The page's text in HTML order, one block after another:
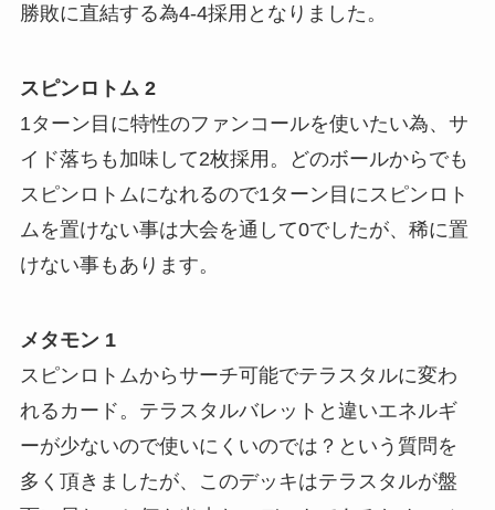
勝敗に直結する為4-4採用となりました。
スピンロトム 2
1ターン目に特性のファンコールを使いたい為、サ
イド落ちも加味して2枚採用。どのボールからでも
スピンロトムになれるので1ターン目にスピンロト
ムを置けない事は大会を通して0でしたが、稀に置
けない事もあります。
メタモン 1
スピンロトムからサーチ可能でテラスタルに変わ
れるカード。テラスタルバレットと違いエネルギ
ーが少ないので使いにくいのでは？という質問を
多く頂きましたが、このデッキはテラスタルが盤